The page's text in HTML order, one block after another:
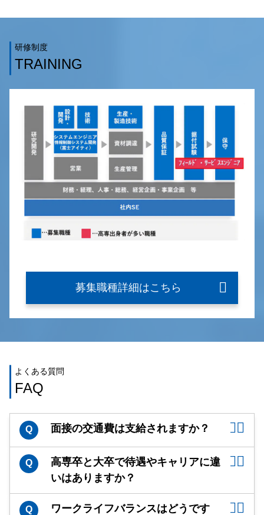
研修制度
TRAINING
募集職種詳細はこちら
よくある質問
FAQ
Q 面接の交通費は支給されますか？
Q
高専卒と大卒で待遇やキャリアに違
いはありますか？
Q
ワークライフバランスはどうです